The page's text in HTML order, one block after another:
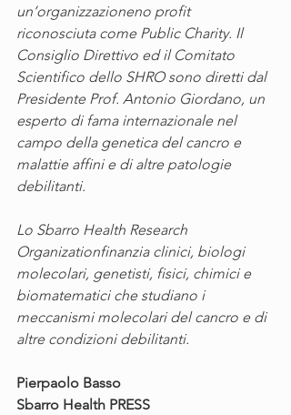
un’organizzazioneno profit
riconosciuta come Public Charity. Il
Consiglio Direttivo ed il Comitato
Scientifico dello SHRO sono diretti dal
Presidente Prof. Antonio Giordano, un
esperto di fama internazionale nel
campo della genetica del cancro e
malattie affini e di altre patologie
debilitanti.
Lo Sbarro Health Research
Organizationfinanzia clinici, biologi
molecolari, genetisti, fisici, chimici e
biomatematici che studiano i
meccanismi molecolari del cancro e di
altre condizioni debilitanti.
Pierpaolo Basso
Sbarro Health PRESS